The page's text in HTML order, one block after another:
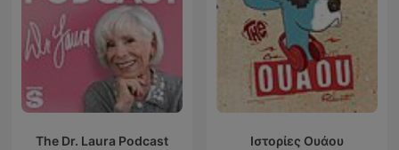
The Dr. Laura Podcast Ιστορίες Ουάου